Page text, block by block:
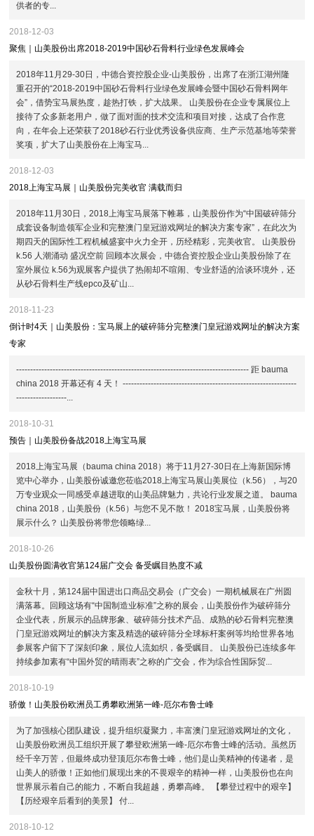
供者的专...
2018-12-03
聚焦｜山美股份出席2018-2019中国砂石骨料行业绿色发展峰会
2018年11月29-30日，中德合资控股企业-山美股份，出席了在浙江湖州隆
重召开的“2018-2019中国砂石骨料行业绿色发展峰会暨中国砂石骨料网年
会”，借势宝马展热度，趁热打铁，扩大战果。 山美股份在企业专属展位上
接待了众多新老用户，做了面对面的技术交流和项目对接，达成了合作意
向，在年会上还荣获了2018砂石行业优秀设备供应商、生产示范基地等荣誉
奖项，扩大了山美股份在上海宝马...
2018-12-03
2018上海宝马展｜山美股份完美收官 满载而归
2018年11月30日，2018上海宝马展落下帷幕，山美股份作为“中国破碎筛分
成套设备制造领军企业和完整澳门皇冠游戏网址的解决方案专家”，在此次为
期四天的国际性工程机械盛宴中火力全开，历经精彩，完美收官。 山美股份
k.56 人潮涌动 盛况空前 回顾本次展会，中德合资控股企业山美股份除了在
室外展位 k.56为观展客户提供了热闹却不喧闹、专业舒适的洽谈环境外，还
从砂石骨料生产线epco及矿山...
2018-11-23
倒计时4天｜山美股份：宝马展上的破碎筛分完整澳门皇冠游戏网址的解决方案
专家
----------------------------------------------------------------------------------- 距 bauma
china 2018 开幕还有 4 天！ --------------------------------------------------------------
------------------...
2018-10-31
预告｜山美股份备战2018上海宝马展
2018上海宝马展（bauma china 2018）将于11月27-30日在上海新国际博
览中心举办，山美股份诚邀您莅临2018上海宝马展山美展位（k.56），与20
万专业观众一同感受卓越进取的山美品牌魅力，共论行业发展之道。 bauma
china 2018，山美股份（k.56）与您不见不散！ 2018宝马展，山美股份将
展示什么？ 山美股份将带您领略绿...
2018-10-26
山美股份圆满收官第124届广交会 备受瞩目热度不减
金秋十月，第124届中国进出口商品交易会（广交会）一期机械展在广州圆
满落幕。回顾这场有“中国制造业标准”之称的展会，山美股份作为破碎筛分
企业代表，所展示的品牌形象、破碎筛分技术产品、成熟的砂石骨料完整澳
门皇冠游戏网址的解决方案及精选的破碎筛分全球标杆案例等均给世界各地
参展客户留下了深刻印象，展位人流如织，备受瞩目。 山美股份已连续多年
持续参加素有“中国外贸的晴雨表”之称的广交会，作为综合性国际贸...
2018-10-19
骄傲！山美股份欧洲员工勇攀欧洲第一峰-厄尔布鲁士峰
为了加强核心团队建设，提升组织凝聚力，丰富澳门皇冠游戏网址的文化，
山美股份欧洲员工组织开展了攀登欧洲第一峰-厄尔布鲁士峰的活动。虽然历
经千辛万苦，但最终成功登顶厄尔布鲁士峰，他们是山美精神的传递者，是
山美人的骄傲！正如他们展现出来的不畏艰辛的精神一样，山美股份也在向
世界展示着自己的能力，不断自我超越，勇攀高峰。 【攀登过程中的艰辛】
【历经艰辛后看到的美景】 付...
2018-10-12